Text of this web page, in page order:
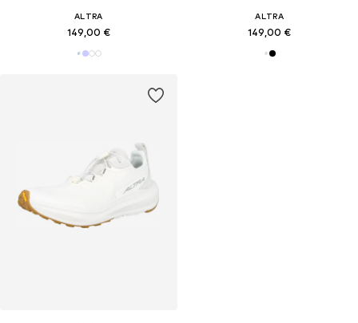
ALTRA
149,00 €
ALTRA
149,00 €